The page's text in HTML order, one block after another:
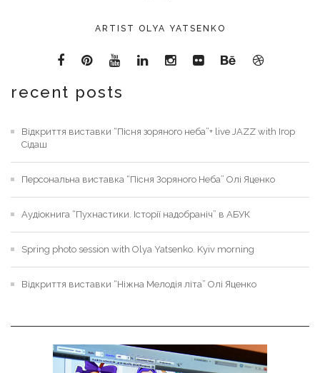
ARTIST OLYA YATSENKO
recent posts
Відкриття виставки “Пісня зоряного неба”+ live JAZZ with Ігор
Сідаш
Персональна виставка “Пісня Зоряного Неба” Олі Яценко
Аудіокнига “Пухнастики. Історії надобраніч” в АБУК
Spring photo session with Olya Yatsenko. Kyiv morning
Відкриття виставки “Ніжна Мелодія літа” Олі Яценко